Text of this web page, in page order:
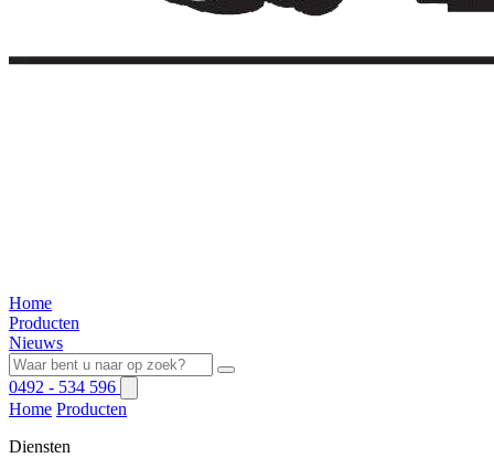
Home
Producten
Nieuws
0492 - 534 596
Home Producten
Diensten